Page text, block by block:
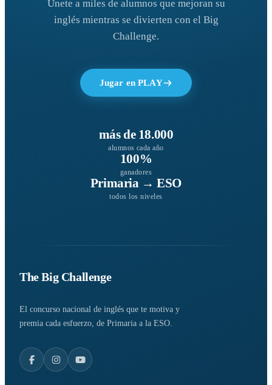
Únete a miles de alumnos que mejoran su
inglés mientras se divierten con el Big
Challenge.
Jugar en PLAY
más de 18.000
alumnos cada año
100%
ganadores
Primaria → ESO
todos los niveles
The Big Challenge
El concurso nacional de inglés que te motiva y
premia cada esfuerzo, de Primaria a la ESO.